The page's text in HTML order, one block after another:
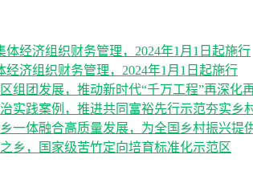
济组织财务管理，2024年1月1日起施行
组团发展，推动新时代“千万工程”再深化
实践案例，推进共同富裕先行示范夯实乡
一体融合高质量发展，为全国乡村振兴提
乡，国家级苦竹定向培育标准化示范区